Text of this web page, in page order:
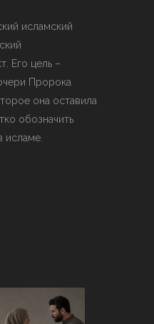
исламский
Его цель –
Пророка
она оставила
обозначить
исламе.